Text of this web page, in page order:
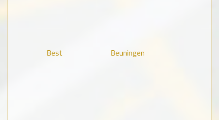
Best Beuningen